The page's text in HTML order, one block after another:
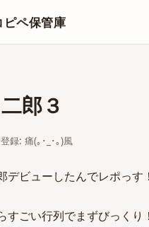
ペ保管庫
郎３
録: 痛(｡･_･｡)風
デビューしたんでレポっす！
すごい行列でまずびっくり